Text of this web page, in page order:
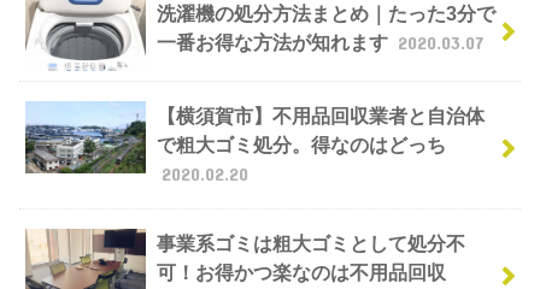
洗濯機の処分方法まとめ｜たった3分で
一番お得な方法が知れます 2020.03.07
【横須賀市】不用品回収業者と自治体
で粗大ゴミ処分。得なのはどっち
2020.02.20
事業系ゴミは粗大ゴミとして処分不
可！お得かつ楽なのは不用品回収